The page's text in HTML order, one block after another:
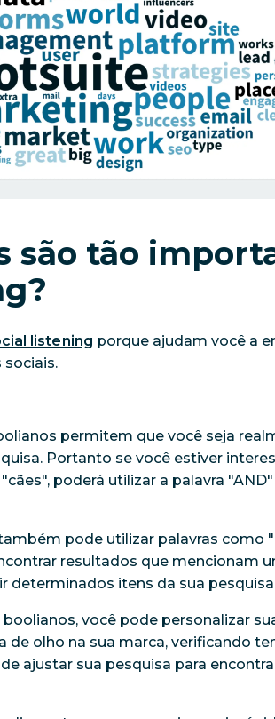
são tão
listening porque ajudam você a
permitem que você seja
Portanto se você estiver
poderá utilizar a palavra
pode utilizar palavras como
resultados que mencionam
determinados itens da sua
você pode personalizar
de olho na sua marca, verificando
ajustar sua pesquisa para